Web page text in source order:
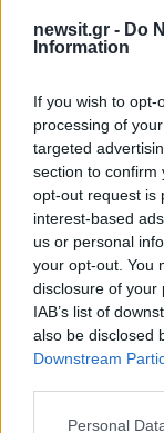
newsit.gr - Do
Information
If you wish to
processing of
targeted
section to confirm
opt-out request is
interest-based
us or personal
your opt-out. You
disclosure of your
IAB’s list of
also be disclosed
Downstream
Please note that
Personal
Λυκαβηττό:
πτώμα σε
στο
Ισιδώρων -
από το